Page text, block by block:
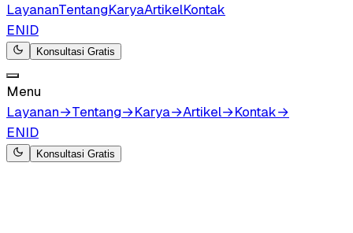
LayananTentangKaryaArtikelKontak
ENID
Konsultasi Gratis
Menu
Layanan→Tentang→Karya→Artikel→Kontak→
ENID
Konsultasi Gratis